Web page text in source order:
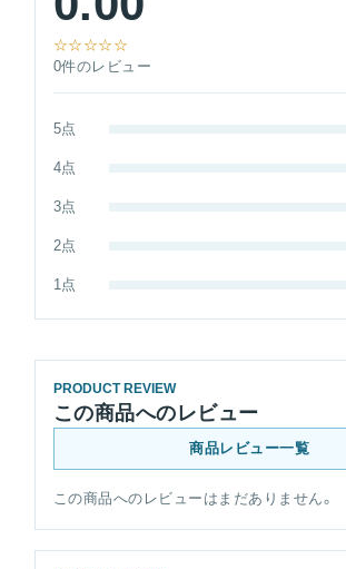
☆☆☆☆☆
0件のレビュー
5点
4点
3点
2点
1点
PRODUCT REVIEW
この商品へのレビュー
商品レビュー一覧
この商品へのレビューはまだありません。